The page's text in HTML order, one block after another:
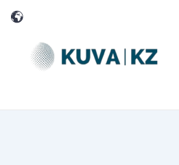
Перейти
содержимому